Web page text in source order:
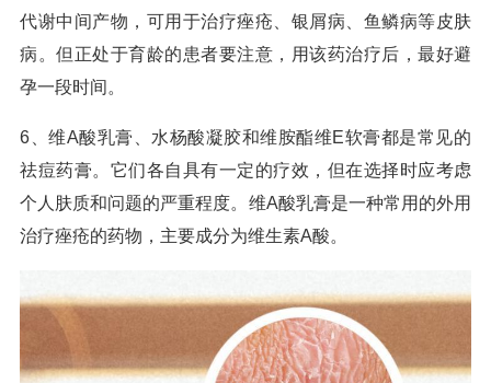
代谢中间产物，可用于治疗痤疮、银屑病、鱼鳞病等皮肤
病。但正处于育龄的患者要注意，用该药治疗后，最好避
孕一段时间。
6、维A酸乳膏、水杨酸凝胶和维胺酯维E软膏都是常见的
祛痘药膏。它们各自具有一定的疗效，但在选择时应考虑
个人肤质和问题的严重程度。维A酸乳膏是一种常用的外用
治疗痤疮的药物，主要成分为维生素A酸。